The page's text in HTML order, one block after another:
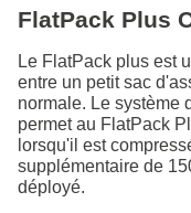
FlatPack Plus
Le FlatPack plus est
entre un petit sac
normale. Le système
permet au FlatPack
lorsqu'il est
supplémentaire de
déployé.